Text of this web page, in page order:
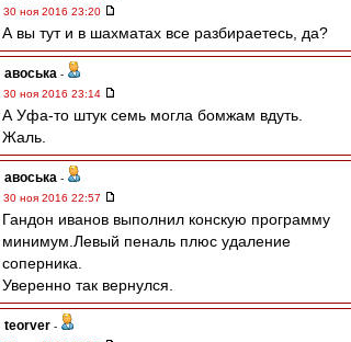
30 ноя 2016 23:20
А вы тут и в шахматах все разбираетесь, да?
авоська -
30 ноя 2016 23:14
А Уфа-то штук семь могла бомжам вдуть.
Жаль.
авоська -
30 ноя 2016 22:57
Гандон иванов выполнил конскую программу
минимум.Левый пеналь плюс удаление
соперника.
Уверенно так вернулся.
teorver -